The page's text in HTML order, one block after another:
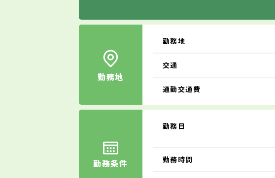
勤務地
勤務地
交通
通勤交通費
勤務条件
勤務日
勤務時間